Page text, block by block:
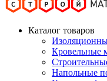
Каталог товаров
Кровельные
Напольные